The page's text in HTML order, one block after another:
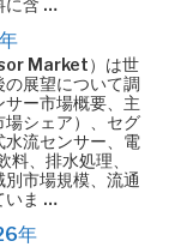
に含 …
Market）は世
展望について調
ー市場概要、主
シェア）、セグ
水流センサー、電
、排水処理、
市場規模、流通
いま …
年